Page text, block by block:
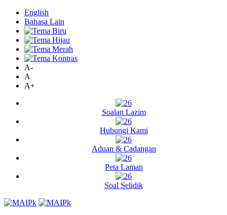
English
Bahasa Lain
A-
A
A+
Soalan Lazim
Hubungi Kami
Aduan & Cadangan
Peta Laman
Soal Selidik